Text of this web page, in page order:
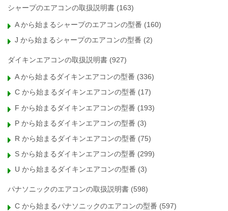
シャープのエアコンの取扱説明書 (163)
A から始まるシャープのエアコンの型番 (160)
J から始まるシャープのエアコンの型番 (2)
ダイキンエアコンの取扱説明書 (927)
A から始まるダイキンエアコンの型番 (336)
C から始まるダイキンエアコンの型番 (17)
F から始まるダイキンエアコンの型番 (193)
P から始まるダイキンエアコンの型番 (3)
R から始まるダイキンエアコンの型番 (75)
S から始まるダイキンエアコンの型番 (299)
U から始まるダイキンエアコンの型番 (3)
パナソニックのエアコンの取扱説明書 (598)
C から始まるパナソニックのエアコンの型番 (597)